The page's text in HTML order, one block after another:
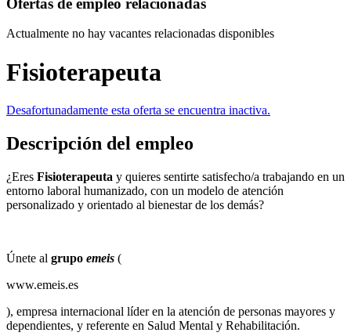
Actualmente no hay vacantes relacionadas disponibles
Fisioterapeuta
Desafortunadamente esta oferta se encuentra inactiva.
Descripción del empleo
¿Eres Fisioterapeuta y quieres sentirte satisfecho/a trabajando en un
entorno laboral humanizado, con un modelo de atención
personalizado y orientado al bienestar de los demás?
Únete al grupo emeis (
www.emeis.es
), empresa internacional líder en la atención de personas mayores y
dependientes, y referente en Salud Mental y Rehabilitación.